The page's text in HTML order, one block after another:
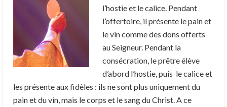
l’hostie et le calice. Pendant
l’offertoire, il présente le pain et
le vin comme des dons offerts
au Seigneur. Pendant la
consécration, le prêtre élève
d’abord l’hostie, puis le calice et
les présente aux fidèles : ils ne sont plus uniquement du
pain et du vin, mais le corps et le sang du Christ. A ce